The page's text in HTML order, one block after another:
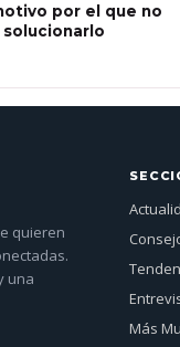
por el que no
quieren
una
Más